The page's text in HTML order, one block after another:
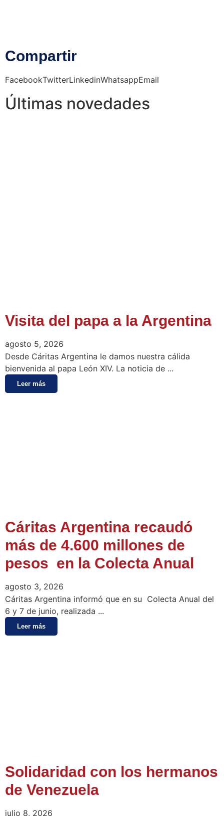
Compartir
FacebookTwitterLinkedinWhatsappEmail
Últimas novedades
Visita del papa a la Argentina
agosto 5, 2026
Desde Cáritas Argentina le damos nuestra cálida
bienvenida al papa León XIV. La noticia de ...
Leer más
Cáritas Argentina recaudó
más de 4.600 millones de
pesos en la Colecta Anual
agosto 3, 2026
Cáritas Argentina informó que en su Colecta Anual del
6 y 7 de junio, realizada ...
Leer más
Solidaridad con los hermanos
de Venezuela
julio 8, 2026